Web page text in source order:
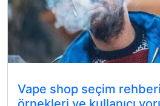
Vape shop seçim